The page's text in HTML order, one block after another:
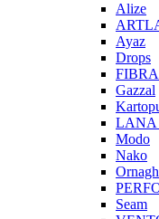
Alize
Ayaz
Drops
Gazzal
LANA
Modo
Nako
Seam